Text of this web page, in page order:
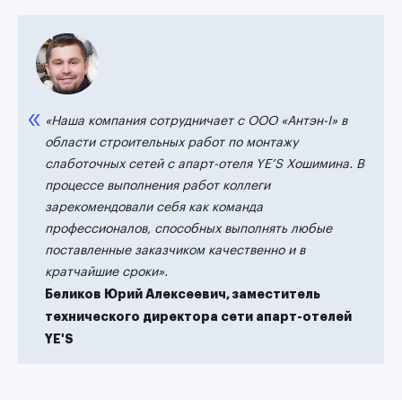
«Наша компания сотрудничает с ООО «Антэн-I» в
области строительных работ по монтажу
слаботочных сетей с апарт-отеля YE’S Хошимина. В
процессе выполнения работ коллеги
зарекомендовали себя как команда
профессионалов, способных выполнять любые
поставленные заказчиком качественно и в
кратчайшие сроки».
Беликов Юрий Алексеевич, заместитель
технического директора сети апарт-отелей
YE'S